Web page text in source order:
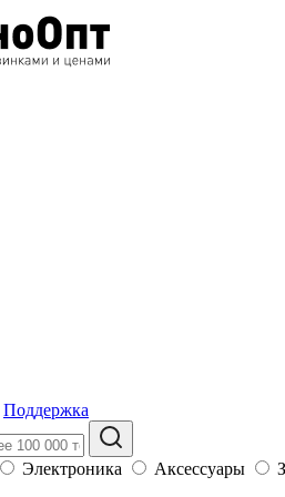
Поддержка
Электроника Аксессуары